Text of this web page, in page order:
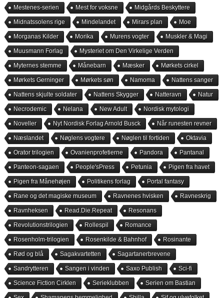
Mestenes-serien Mest for voksne Midgårds Beskyttere
Midnatssolens rige Mindelandet Mirars plan Moe
Morganas Kilder Morika Murens vogter Muskler & Magi
Muusmann Forlag Mysteriet om Den Virkelige Verden
Myternes stemme Månebarn Mæsker Mørkets cirkel
Mørkets Gerninger Mørkets søn Namoma Nattens sanger
Nattens skjulte soldater Nattens Skygger Natteravn Natur
Necrodemic Nelana New Adult Nordisk mytologi
Noveller Nyt Nordisk Forlag Arnold Busck Når runesten revner
Næslandet Nøglens vogtere Nøglen til fortiden Oktavia
Orator trilogien Ovanienprofetierne Pandora Pantanal
Panteon-sagaen People'sPress Petunia Pigen fra havet
Pigen fra Månehøjen Politikens forlag Portal fantasy
Rane og det magiske museum Ravnenes hvisken Ravneskrig
Ravnheksen Read.Die.Repeat Resonans
Revolutionstrilogien Rollespil Romance
Rosenholm-trilogien Rosenkilde & Bahnhof Rosinante
Rød og blå Sagakvartetten Sagartanerbrevene
Sandrytteren Sangen i vinden Saxo Publish Sci-fi
Science Fiction Cirklen Serieklubben Serien om Bastian